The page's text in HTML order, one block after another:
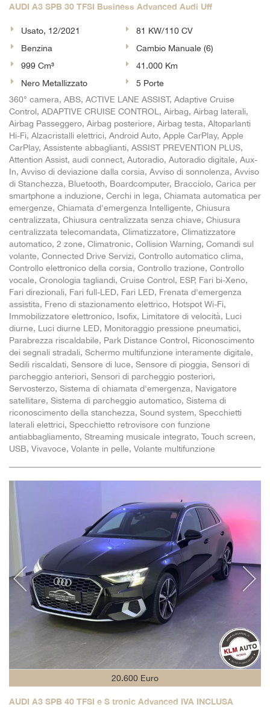
AUDI A3 SPB 30 TFSI Business Advanced Audi Uff
Usato, 12/2021
81 KW/110 CV
Benzina
Cambio Manuale (6)
999 Cm³
41.000 Km
Nero Metallizzato
5 Porte
360° camera, ABS, ACTIVE LANE ASSIST, Adaptive Cruise
Control, ADAPTIVE CRUISE CONTROL, Airbag, Airbag laterali,
Airbag Passeggero, Airbag posteriore, Airbag testa, Altoparlanti
Hi-Fi, Alzacristalli elettrici, Android Auto, Apple CarPlay, Apple
CarPlay, Assistente abbaglianti, ASSIST PREVENTION PLUS,
Attention Assist, audi connect, Autoradio, Autoradio digitale, Aux-
In, Avviso di deviazione dalla corsia, Avviso di sonnolenza, Avviso
di Stanchezza, Bluetooth, Boardcomputer, Bracciolo, Carica per
smartphone a induzione, Cerchi in lega, Chiamata automatica per
emergenze, Chiamata d'emergenza Intelligente, Chiusura
centralizzata, Chiusura centralizzata senza chiave, Chiusura
centralizzata telecomandata, Climatizzatore, Climatizzatore
automatico, 2 zone, Climatronic, Collision Warning, Comandi sul
volante, Connected Drive Servizi, Controllo automatico clima,
Controllo elettronico della corsia, Controllo trazione, Controllo
vocale, Cronologia tagliandi, Cruise Control, ESP, Fari bi-Xeno,
Fari direzionali, Fari full-LED, Fari LED, Frenata d'emergenza
assistita, Freno di stazionamento elettrico, Hotspot Wi-Fi,
Immobilizzatore elettronico, Isofix, Limitatore di velocità, Luci
diurne, Luci diurne LED, Monitoraggio pressione pneumatici,
Parabrezza riscaldabile, Park Distance Control, Riconoscimento
dei segnali stradali, Schermo multifunzione interamente digitale,
Sedili riscaldati, Sensore di luce, Sensore di pioggia, Sensori di
parcheggio anteriori, Sensori di parcheggio posteriori,
Servosterzo, Sistema di chiamata d'emergenza, Navigatore
satellitare, Sistema di parcheggio automatico, Sistema di
riconoscimento della stanchezza, Sound system, Specchietti
laterali elettrici, Specchietto retrovisore con funzione
antiabbagliamento, Streaming musicale integrato, Touch screen,
USB, Vivavoce, Volante in pelle, Volante multifunzione
20.600 Euro
AUDI A3 SPB 40 TFSI e S tronic Advanced IVA INCLUSA